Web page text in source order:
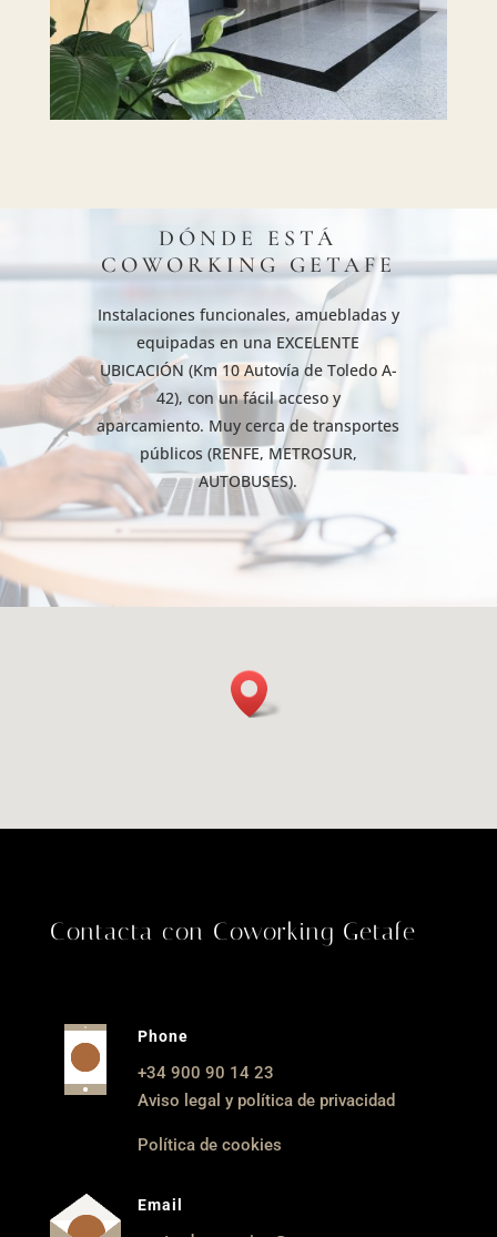
DÓNDE ESTÁ
COWORKING GETAFE
Instalaciones funcionales, amuebladas y
equipadas en una EXCELENTE
UBICACIÓN (Km 10 Autovía de Toledo A-
42), con un fácil acceso y
aparcamiento. Muy cerca de transportes
públicos (RENFE, METROSUR,
AUTOBUSES).
Contacta con Coworking Getafe
Phone
+34 900 90 14 23
Aviso legal y política de privacidad
Política de cookies
Email